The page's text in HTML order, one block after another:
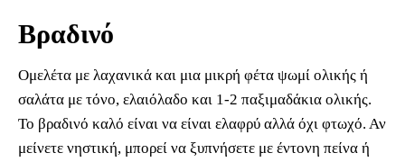
Βραδινό
Ομελέτα με λαχανικά και μια μικρή φέτα ψωμί ολικής ή
σαλάτα με τόνο, ελαιόλαδο και 1-2 παξιμαδάκια ολικής.
Το βραδινό καλό είναι να είναι ελαφρύ αλλά όχι φτωχό. Αν
μείνετε νηστική, μπορεί να ξυπνήσετε με έντονη πείνα ή